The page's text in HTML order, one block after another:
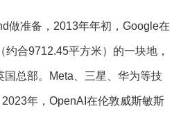
做准备，2013年年初，Google在
合9712.45平方米）的一块地，
总部。Meta、三星、华为等技
年，OpenAI在伦敦威斯敏斯